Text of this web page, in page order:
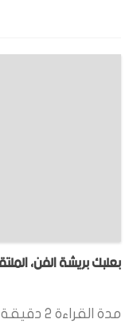
بعلبك بريشة الفن،
مدة القراءة 2 دقيقة